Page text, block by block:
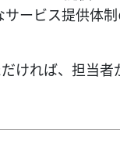
ービス提供体
ければ、担当